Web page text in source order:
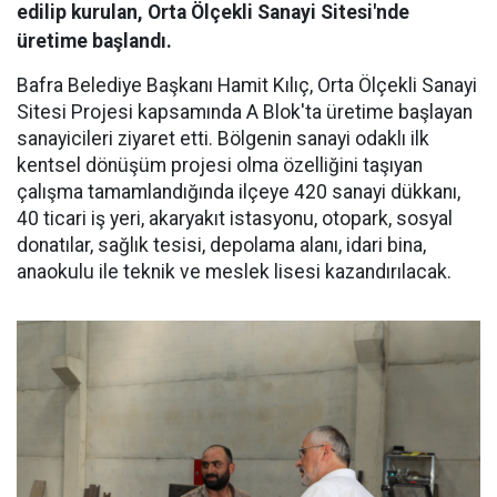
edilip kurulan, Orta Ölçekli Sanayi Sitesi'nde
üretime başlandı.
Bafra Belediye Başkanı Hamit Kılıç, Orta Ölçekli Sanayi
Sitesi Projesi kapsamında A Blok'ta üretime başlayan
sanayicileri ziyaret etti. Bölgenin sanayi odaklı ilk
kentsel dönüşüm projesi olma özelliğini taşıyan
çalışma tamamlandığında ilçeye 420 sanayi dükkanı,
40 ticari iş yeri, akaryakıt istasyonu, otopark, sosyal
donatılar, sağlık tesisi, depolama alanı, idari bina,
anaokulu ile teknik ve meslek lisesi kazandırılacak.